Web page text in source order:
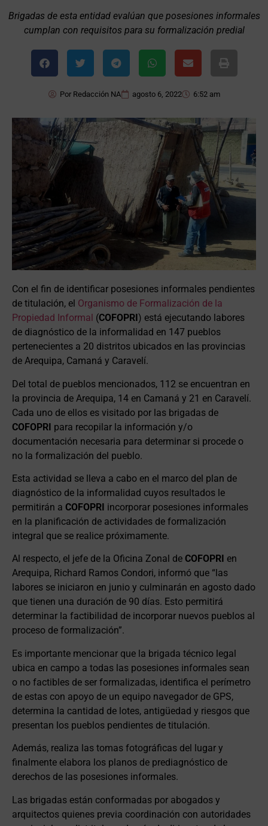
Brigadas de esta entidad evalúan que posesiones informales
cumplan con requisitos para su formalización predial
PorRedacción NA agosto 6, 2022 6:52 am
Con el fin de identificar posesiones informales pendientes
de titulación, el Organismo de Formalización de la
Propiedad Informal (COFOPRI ) está ejecutando labores
de diagnóstico de la informalidad en 147 pueblos
pertenecientes a 20 distritos ubicados en las provincias
de Arequipa, Camaná y Caravelí.
Del total de pueblos mencionados, 112 se encuentran en
la provincia de Arequipa, 14 en Camaná y 21 en Caravelí.
Cada uno de ellos es visitado por las brigadas de
COFOPRI para recopilar la información y/o
documentación necesaria para determinar si procede o
no la formalización del pueblo.
Esta actividad se lleva a cabo en el marco del plan de
diagnóstico de la informalidad cuyos resultados le
permitirán a COFOPRI incorporar posesiones informales
en la planificación de actividades de formalización
integral que se realice próximamente.
Al respecto, el jefe de la Oficina Zonal de COFOPRI en
Arequipa, Richard Ramos Condori, informó que “las
labores se iniciaron en junio y culminarán en agosto dado
que tienen una duración de 90 días. Esto permitirá
determinar la factibilidad de incorporar nuevos pueblos al
proceso de formalización”.
Es importante mencionar que la brigada técnico legal
ubica en campo a todas las posesiones informales sean
o no factibles de ser formalizadas, identifica el perímetro
de estas con apoyo de un equipo navegador de GPS,
determina la cantidad de lotes, antigüedad y riesgos que
presentan los pueblos pendientes de titulación.
Además, realiza las tomas fotográficas del lugar y
finalmente elabora los planos de prediagnóstico de
derechos de las posesiones informales.
Las brigadas están conformadas por abogados y
arquitectos quienes previa coordinación con autoridades